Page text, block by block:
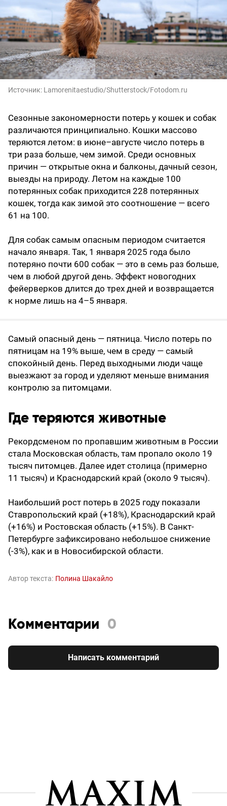
Источник: Lamorenitaestudio/Shutterstock/Fotodom.ru
Сезонные закономерности потерь у кошек и собак
различаются принципиально. Кошки массово
теряются летом: в июне–августе число потерь в
три раза больше, чем зимой. Среди основных
причин — открытые окна и балконы, дачный сезон,
выезды на природу. Летом на каждые 100
потерянных собак приходится 228 потерянных
кошек, тогда как зимой это соотношение — всего
61 на 100.
Для собак самым опасным периодом считается
начало января. Так, 1 января 2025 года было
потеряно почти 600 собак — это в семь раз больше,
чем в любой другой день. Эффект новогодних
фейерверков длится до трех дней и возвращается
к норме лишь на 4–5 января.
Самый опасный день — пятница. Число потерь по
пятницам на 19% выше, чем в среду — самый
спокойный день. Перед выходными люди чаще
выезжают за город и уделяют меньше внимания
контролю за питомцами.
Где теряются животные
Рекордсменом по пропавшим животным в России
стала Московская область, там пропало около 19
тысяч питомцев. Далее идет столица (примерно
11 тысяч) и Краснодарский край (около 9 тысяч).
Наибольший рост потерь в 2025 году показали
Ставропольский край (+18%), Краснодарский край
(+16%) и Ростовская область (+15%). В Санкт-
Петербурге зафиксировано небольшое снижение
(-3%), как и в Новосибирской области.
Автор текста: Полина Шакайло
Комментарии 0
Написать комментарий